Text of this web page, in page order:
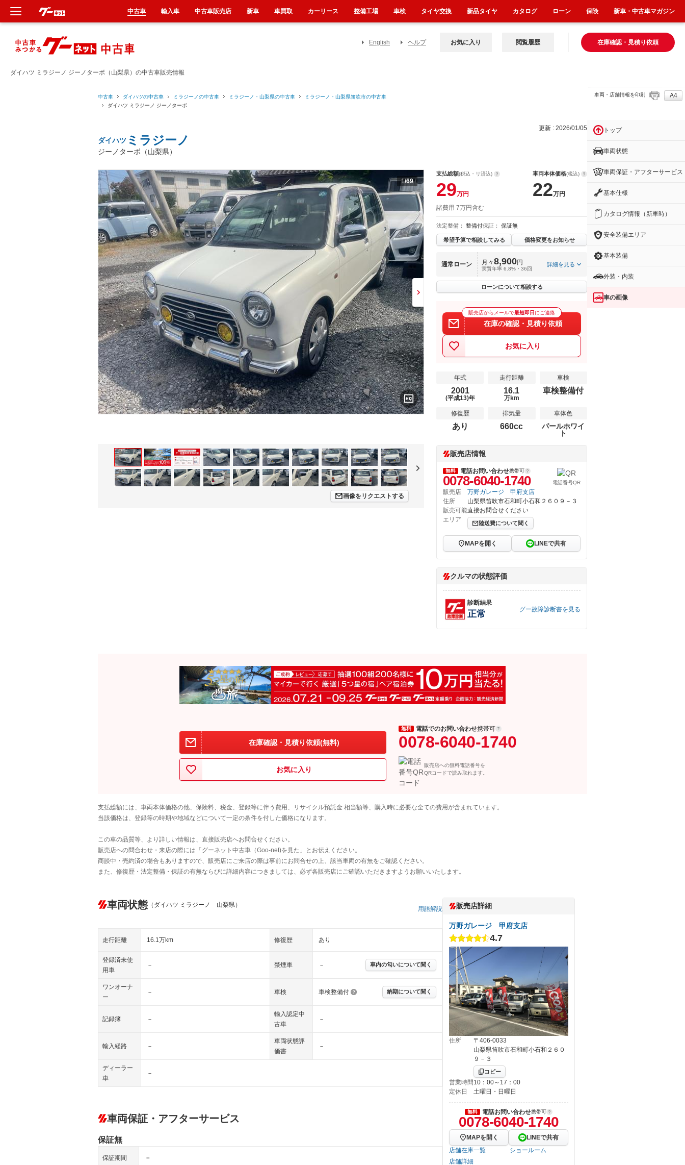
ダイハツ ミラジーノ ジーノターボ（山梨県）の中古車販売情報
English ヘルプ 在庫確認・見積り依頼
お気に入り 閲覧履歴
中古車 ダイハツの中古車 ミラジーノの中古車 ミラジーノ・山梨県の中古車
ミラジーノ・山梨県笛吹市の中古車
ダイハツ ミラジーノ ジーノターボ
車両・店舗情報を印刷 A4
更新 : 2026/01/05
ダイハツ ミラジーノ
ジーノターボ（山梨県）
1/69
画像をリクエストする
支払総額(税込・リ済込)
29万円
車両本体価格(税込)
22万円
諸費用 7万円含む
法定整備： 整備付保証： 保証無
希望予算で相談してみる 価格変更をお知らせ
通常ローン 月々8,900円
実質年率 6.8%・36回
詳細を見る
ローンについて相談する
販売店からメールで最短即日 にご連絡
在庫の確認・見積り依頼
お気に入り
年式
2001
(平成13)年
走行距離
16.1
万km
車検
車検整備付
修復歴
あり
排気量
660cc
車体色
パールホワイ
ト
販売店情報
無料 電話お問い合わせ携帯可
0078-6040-1740 電話番号QR
販売店
万野ガレージ 甲府支店
住所
山梨県笛吹市石和町小石和２６０９－３
販売可能
エリア
直接お問合せください
陸送費について聞く
MAPを開く LINEで共有
クルマの状態評価
診断結果
正常 グー故障診断書を見る
在庫確認・見積り依頼(無料)
お気に入り
無料 電話でのお問い合わせ携帯可
0078-6040-1740
販売店への無料電話番号を
QRコードで読み取れます。
支払総額には、車両本体価格の他、保険料、税金、登録等に伴う費用、リサイクル預託金 相当額等、購入時に必要な全ての費用が含まれています。
当該価格は、登録等の時期や地域などについて一定の条件を付した価格になります。
この車の品質等、より詳しい情報は、直接販売店へお問合せください。
販売店への問合わせ・来店の際には「グーネット中古車（Goo-net)を見た」とお伝えください。
商談中・売約済の場合もありますので、販売店にご来店の際は事前にお問合せの上、該当車両の有無をご確認ください。
また、修復歴・法定整備・保証の有無ならびに詳細内容につきましては、必ず各販売店にご確認いただきますようお願いいたします。
車両状態 （ダイハツ ミラジーノ 山梨県）
用語解説
走行距離 16.1万km 修復歴 あり
登録済未使
用車
－ 禁煙車 － 車内の匂いについて聞く
ワンオーナ
ー
－ 車検 車検整備付 納期について聞く
記録簿 －
輸入認定中
古車
－
輸入経路 －
車両状態評
価書
－
ディーラー
車
－
車両保証・アフターサービス
保証無
保証期間 －
販売店詳細
万野ガレージ 甲府支店
4.7
住所
〒406-0033
山梨県笛吹市石和町小石和２６０
９－３
コピー
営業時間 10：00～17：00
定休日
土曜日・日曜日
無料 電話お問い合わせ携帯可
0078-6040-1740
MAPを開く
LINEで共有
店舗在庫一覧
ショールーム
店舗詳細
トップ
車両状態
車両保証・アフターサービス
基本仕様
カタログ情報（新車時）
安全装備エリア
基本装備
外装・内装
車の画像
中古車 輸入車 中古車販売店 新車 車買取 カーリース 整備工場 車検 タイヤ交換 新品タイヤ カタログ ローン 保険 新車・中古車マガジン
新車
中古車